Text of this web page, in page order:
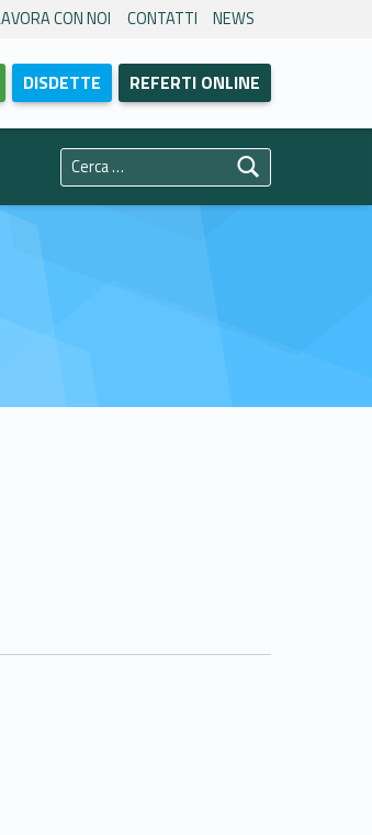
CON NOI CONTATTI NEWS
DISDETTE REFERTI ONLINE